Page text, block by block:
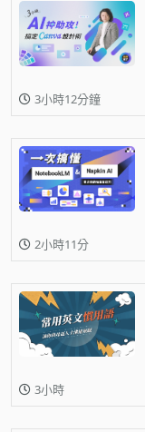
3小時12分鐘
2小時11分
3小時